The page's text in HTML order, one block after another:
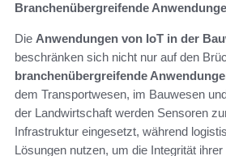
Branchenübergreifende
Die Anwendungen von IoT in der
beschränken sich nicht nur auf den
branchenübergreifende
dem Transportwesen, im Bauwesen
der Landwirtschaft werden Sensoren
Infrastruktur eingesetzt, während
Lösungen nutzen, um die Integrität